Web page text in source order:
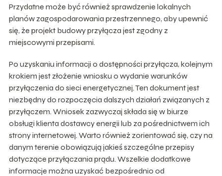
Przydatne może być również sprawdzenie lokalnych
planów zagospodarowania przestrzennego, aby upewnić
się, że projekt budowy przyłącza jest zgodny z
miejscowymi przepisami.
Po uzyskaniu informacji o dostępności przyłącza, kolejnym
krokiem jest złożenie wniosku o wydanie warunków
przyłączenia do sieci energetycznej. Ten dokument jest
niezbędny do rozpoczęcia dalszych działań związanych z
przyłączem. Wniosek zazwyczaj składa się w biurze
obsługi klienta dostawcy energii lub za pośrednictwem ich
strony internetowej. Warto również zorientować się, czy na
danym terenie obowiązują jakieś szczególne przepisy
dotyczące przyłączania prądu. Wszelkie dodatkowe
informacje można uzyskać bezpośrednio od